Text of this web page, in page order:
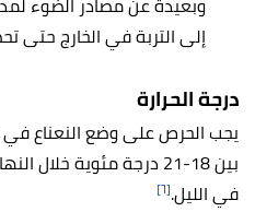
إلى التربة في الخارج
درجة الحرارة
يجب الحرص على وضع النعناع في
في الليل.[٦]